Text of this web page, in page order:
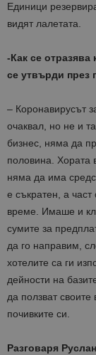
Единици
видят лалетата.
-Как се отразява
се утвърди през
– Коронавирусът
очаквал, но не и
бизнес, няма да
половина. Хората
няма да има
е съкратен, а
време. Имаше и
сумите за
да го направим,
хотелите са ги
дейности на
да ползват
почивките си.
Разговаря